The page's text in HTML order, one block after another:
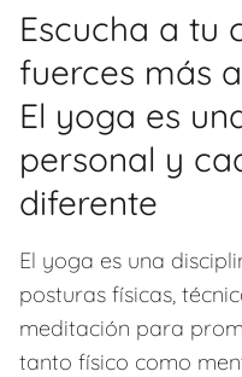
Escucha a tu
fuerces más
El yoga es
personal y
diferente
El yoga es una
posturas físicas,
meditación para
tanto físico como